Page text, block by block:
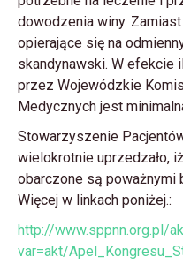
dowodzenia winy.
opierające się na
skandynawski. W efekcie
przez Wojewódzkie
Medycznych jest
Stowarzyszenie
wielokrotnie uprzedzało,
obarczone są poważnymi
Więcej w linkach poniżej.:
http://www.sppnn.org.pl/
var=akt/